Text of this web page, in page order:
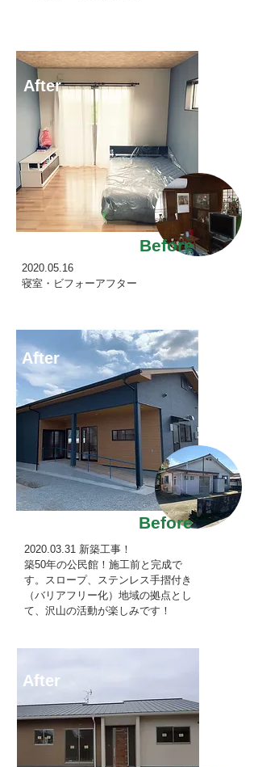
After
Before
2020.05.16
寝室・ビフォーアフター
After
Before
2020.03.31 新築工事！
築50年の公民館！施工前と完成で
す。スロープ、ステンレス手摺付き
（バリアフリー化）地域の拠点とし
て、沢山の活動が楽しみです！
After